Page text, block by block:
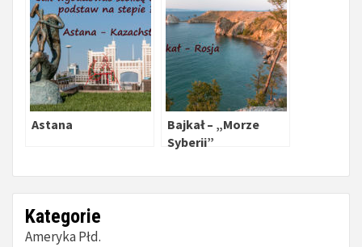
Astana
Bajkał – „Morze
Syberii”
Kategorie
Ameryka Płd.